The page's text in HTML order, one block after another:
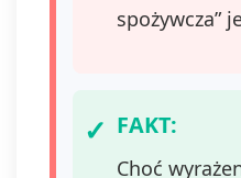
spożywcza”
FAKT:
Choć